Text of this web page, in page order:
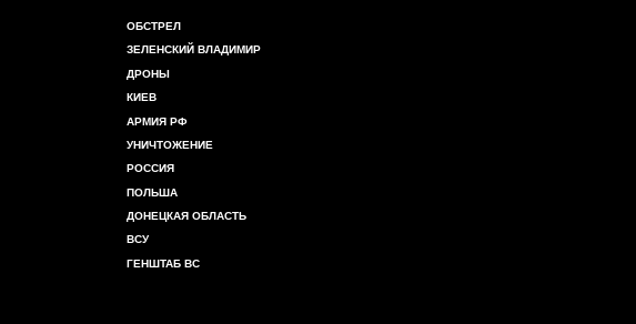
ОБСТРЕЛ
ЗЕЛЕНСКИЙ ВЛАДИМИР
ДРОНЫ
КИЕВ
АРМИЯ РФ
УНИЧТОЖЕНИЕ
РОССИЯ
ПОЛЬША
ДОНЕЦКАЯ ОБЛАСТЬ
ВСУ
ГЕНШТАБ ВС